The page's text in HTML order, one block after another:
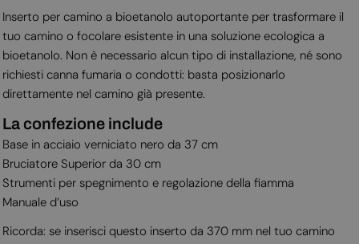
Inserto per camino a bioetanolo autoportante per trasformare il
tuo camino o focolare esistente in una soluzione ecologica a
bioetanolo. Non è necessario alcun tipo di installazione, né sono
richiesti canna fumaria o condotti: basta posizionarlo
direttamente nel camino già presente.
La confezione include
Base in acciaio verniciato nero da 37 cm
Bruciatore Superior da 30 cm
Strumenti per spegnimento e regolazione della fiamma
Manuale d’uso
Ricorda: se inserisci questo inserto da 370 mm nel tuo camino